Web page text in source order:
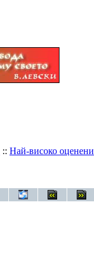
:: Най-високо оценени